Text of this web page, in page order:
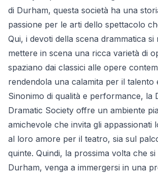
di Durham, questa società ha una
passione per le arti dello spettacolo
Qui, i devoti della scena drammatica
mettere in scena una ricca varietà di
spaziano dai classici alle opere
rendendola una calamita per il talento
Sinonimo di qualità e performance, la
Dramatic Society offre un ambiente
amichevole che invita gli appassionati
al loro amore per il teatro, sia sul
quinte. Quindi, la prossima volta che
Durham, venga a immergersi in una